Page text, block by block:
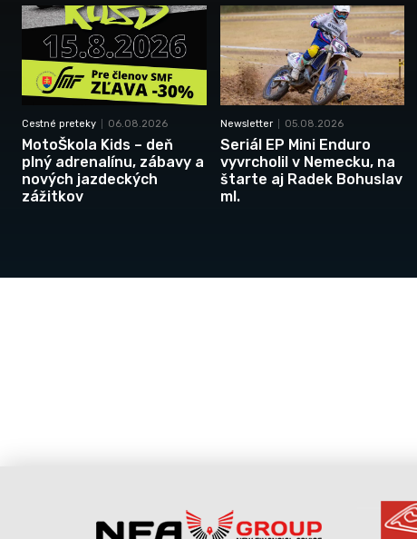
Cestné preteky 06.08.2026
MotoŠkola Kids – deň
plný adrenalínu, zábavy a
nových jazdeckých
zážitkov
Newsletter 05.08.2026
Seriál EP Mini Enduro
vyvrcholil v Nemecku, na
štarte aj Radek Bohuslav
ml.